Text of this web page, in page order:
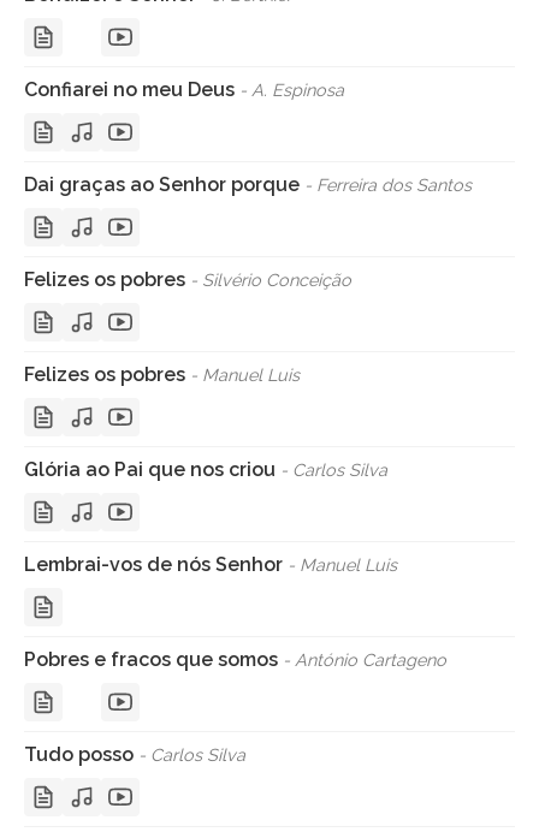
Confiarei no meu Deus - A. Espinosa
Dai graças ao Senhor porque - Ferreira dos Santos
Felizes os pobres - Silvério Conceição
Felizes os pobres - Manuel Luis
Glória ao Pai que nos criou - Carlos Silva
Lembrai-vos de nós Senhor - Manuel Luis
Pobres e fracos que somos - António Cartageno
Tudo posso - Carlos Silva